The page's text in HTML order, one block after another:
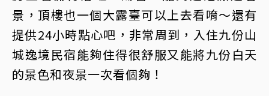
景，頂樓也一個大露臺可以上去看唷～還有
提供24小時點心吧，非常周到，入住九份山
城逸境民宿能夠住得很舒服又能將九份白天
的景色和夜景一次看個夠！